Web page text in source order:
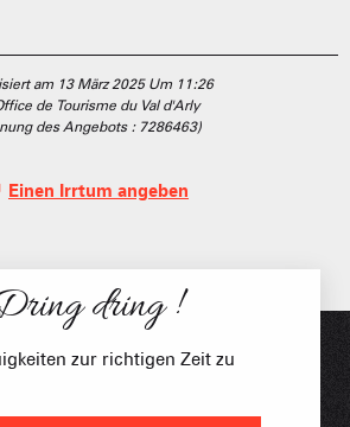
am 13 März 2025 Um 11:26
de Tourisme du Val d'Arly
des Angebots :7286463)
Einen Irrtum angeben
dring !
zur richtigen Zeit zu